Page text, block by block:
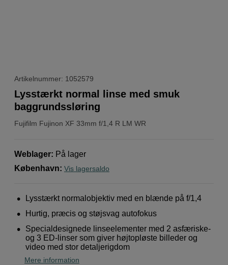
Artikelnummer: 1052579
Fujifilm Fujinon XF 33mm f/1,4 R LM WR
Lysstærkt normal linse med smuk
baggrundssløring
Weblager: På lager
København: Vis lagersaldo
Lysstærkt normalobjektiv med en blænde på f/1,4
Hurtig, præcis og støjsvag autofokus
Specialdesignede linseelementer med 2 asfæriske-
og 3 ED-linser som giver højtopløste billeder og
video med stor detaljerigdom
Mere information